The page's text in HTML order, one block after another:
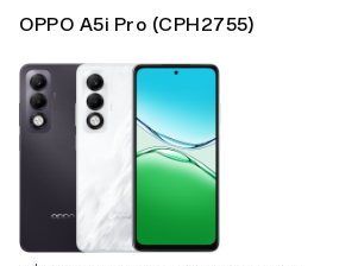
OPPO A5i Pro (CPH2755)